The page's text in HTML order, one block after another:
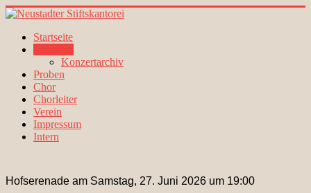
Startseite
Konzertarchiv
Proben
Chor
Chorleiter
Verein
Impressum
Intern
Hofserenade am Samstag, 27. Juni 2026 um 19:00